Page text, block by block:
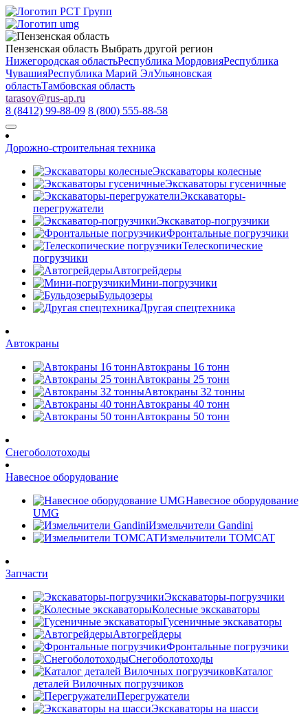
Пензенская область Выбрать другой регион
Нижегородская областьРеспублика МордовияРеспублика
ЧувашияРеспублика Марий ЭлУльяновская
областьТамбовская область
tarasov@rus-ap.ru
8 (8412) 99-88-09 8 (800) 555-88-58
Дорожно-строительная техника
Экскаваторы колесные
Экскаваторы гусеничные
Экскаваторы-
перегружатели
Экскаватор-погрузчики
Фронтальные погрузчики
Телескопические
погрузчики
Автогрейдеры
Мини-погрузчики
Бульдозеры
Другая спецтехника
Автокраны
Автокраны 16 тонн
Автокраны 25 тонн
Автокраны 32 тонны
Автокраны 40 тонн
Автокраны 50 тонн
Снегоболотоходы
Навесное оборудование
Навесное оборудование
UMG
Измельчители Gandini
Измельчители TOMCAT
Запчасти
Экскаваторы-погрузчики
Колесные экскаваторы
Гусеничные экскаваторы
Автогрейдеры
Фронтальные погрузчики
Снегоболотоходы
Каталог
деталей Вилочных погрузчиков
Перегружатели
Экскаваторы на шасси